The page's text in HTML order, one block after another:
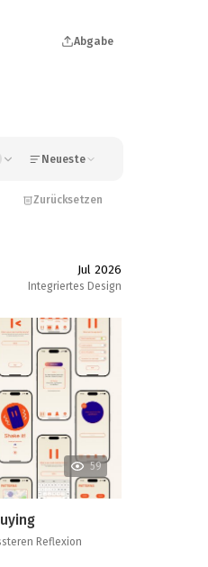
Abgabe
Neueste
Zurücksetzen
Jul 2026
Integriertes Design
59
Reflexion